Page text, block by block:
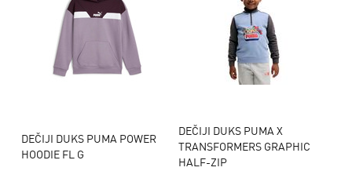
DEČIJI DUKS PUMA POWER
HOODIE FL G
DEČIJI DUKS PUMA X
TRANSFORMERS GRAPHIC
HALF-ZIP